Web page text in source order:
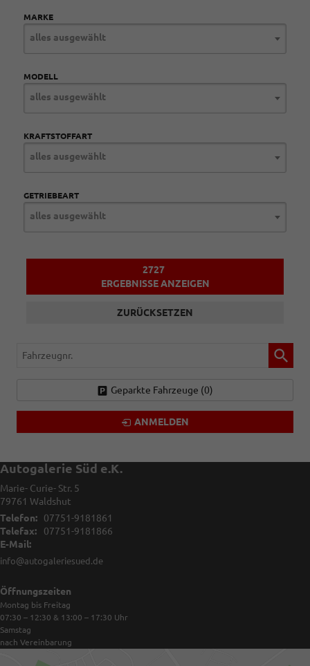
MARKE
alles ausgewählt
MODELL
alles ausgewählt
KRAFTSTOFFART
alles ausgewählt
GETRIEBEART
alles ausgewählt
2727
ERGEBNISSE ANZEIGEN
ZURÜCKSETZEN
Fahrzeugnr.
Geparkte Fahrzeuge (0)
ANMELDEN
Autogalerie Süd e.K.
Marie- Curie- Str. 5
79761 Waldshut
Telefon:
07751-9181861
Telefax:
07751-9181866
E-Mail:
info@autogaleriesued.de
Öffnungszeiten
Montag bis Freitag
07:30 – 12:30 & 13:00 – 17:30 Uhr
Samstag
nach Vereinbarung